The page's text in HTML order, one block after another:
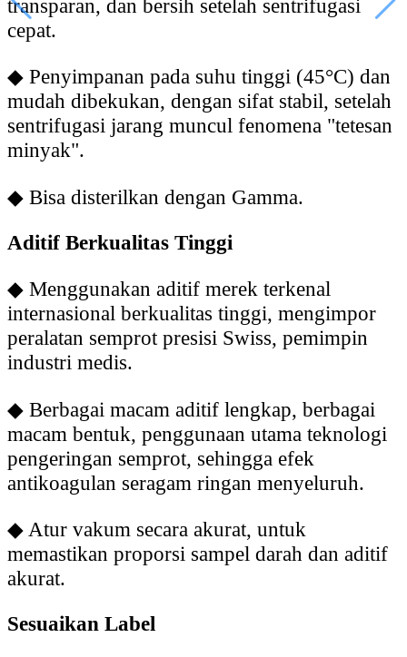
transparan, dan bersih setelah sentrifugasi
cepat.
◆ Penyimpanan pada suhu tinggi (45°C) dan
mudah dibekukan, dengan sifat stabil, setelah
sentrifugasi jarang muncul fenomena "tetesan
minyak".
◆ Bisa disterilkan dengan Gamma.
Aditif Berkualitas Tinggi
◆ Menggunakan aditif merek terkenal
internasional berkualitas tinggi, mengimpor
peralatan semprot presisi Swiss, pemimpin
industri medis.
◆ Berbagai macam aditif lengkap, berbagai
macam bentuk, penggunaan utama teknologi
pengeringan semprot, sehingga efek
antikoagulan seragam ringan menyeluruh.
◆ Atur vakum secara akurat, untuk
memastikan proporsi sampel darah dan aditif
akurat.
Sesuaikan Label